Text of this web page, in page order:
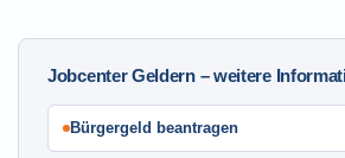
Jobcenter Geldern – weitere
Bürgergeld beantragen